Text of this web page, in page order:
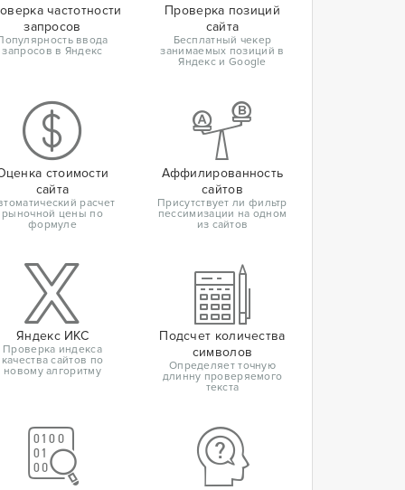
частотности
запросов
ввода
запросов в Яндекс
Проверка позиций
сайта
Бесплатный чекер
занимаемых позиций в
Яндекс и Google
стоимости
сайта
расчет
рыночной цены по
формуле
Аффилированность
сайтов
Присутствует ли фильтр
пессимизации на одном
из сайтов
Яндекс ИКС
Проверка индекса
качества сайтов по
новому алгоритму
Подсчет количества
символов
Определяет точную
длинну проверяемого
текста